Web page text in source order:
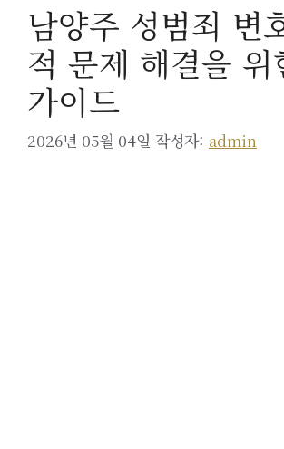
남양주 성범죄 변
적 문제 해결을 위
가이드
2026년 05월 04일 작성자: admin